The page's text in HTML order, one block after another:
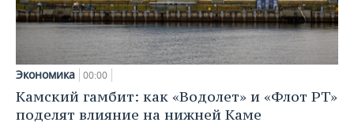
Экономика 00:00
Камский гамбит: как «Водолет» и «Флот РТ»
поделят влияние на нижней Каме